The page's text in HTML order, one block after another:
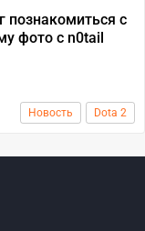
познакомиться с
фото с n0tail
Новость Dota 2